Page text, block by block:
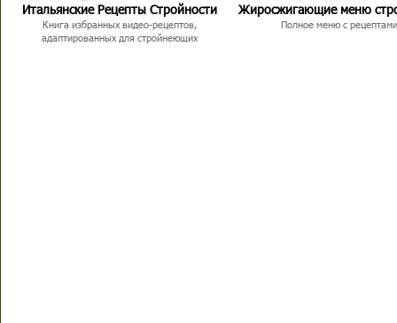
Итальянские Рецепты Стройности
Книга избранных видео-рецептов,
адаптированных для стройнеющих
Жиросжигающие меню
Полное меню с рецептами